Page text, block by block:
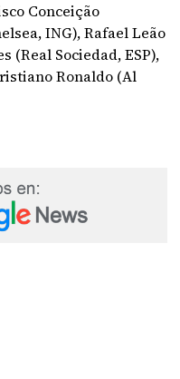
Conceição
ING), Rafael Leão
(Real Sociedad, ESP),
Ronaldo (Al